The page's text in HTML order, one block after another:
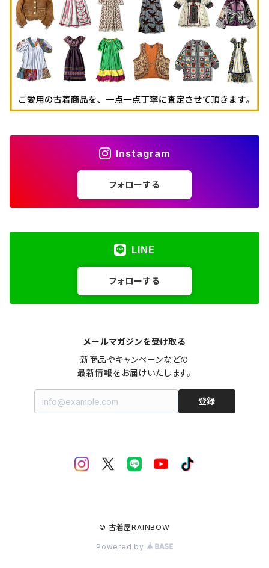
古着パーカー
古着タンクトップ
Instagram
フォローする
LINE
フォローする
メールマガジンを受け取る
新商品やキャンペーンなどの
最新情報をお届けいたします。
登録
© 古着屋RAINBOW
Powered by